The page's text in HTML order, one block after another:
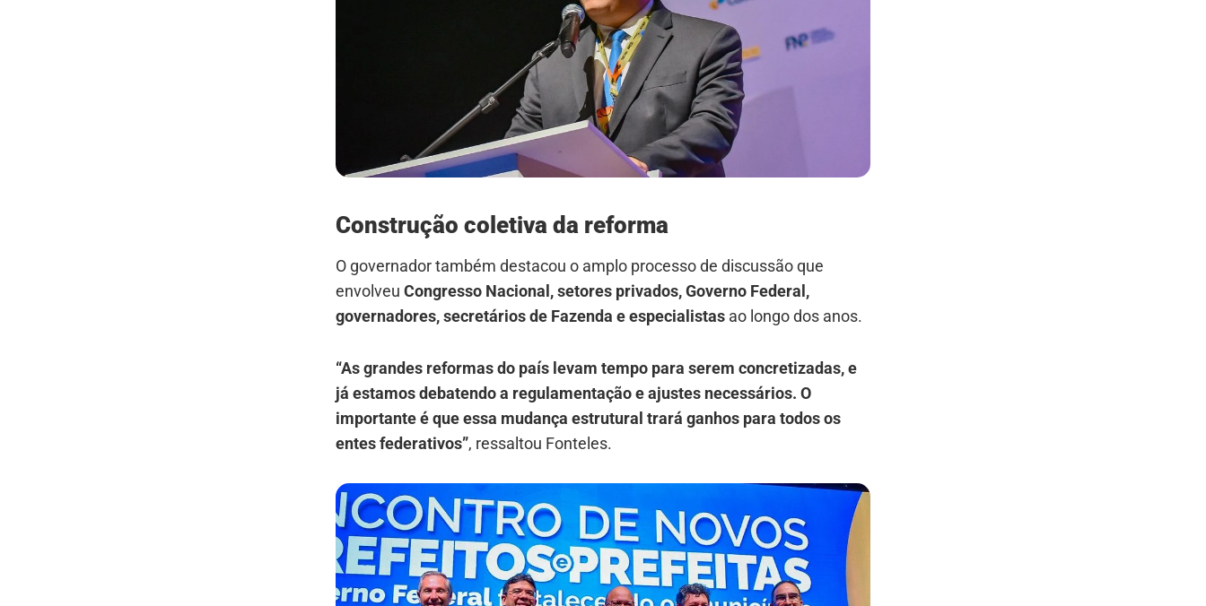
Construção coletiva da reforma
O governador também destacou o amplo processo de discussão que
envolveuCongresso Nacional, setores privados, Governo Federal,
governadores, secretários de Fazenda e especialistas ao longo dos anos.
“As grandes reformas do país levam tempo para serem concretizadas, e
já estamos debatendo a regulamentação e ajustes necessários. O
importante é que essa mudança estrutural trará ganhos para todos os
entes federativos”, ressaltou Fonteles.